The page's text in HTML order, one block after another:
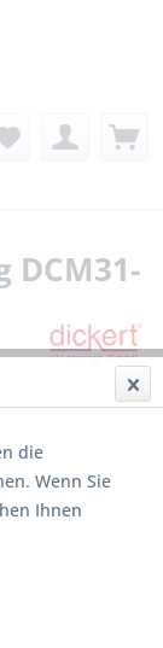
die
Wenn Sie
Ihnen